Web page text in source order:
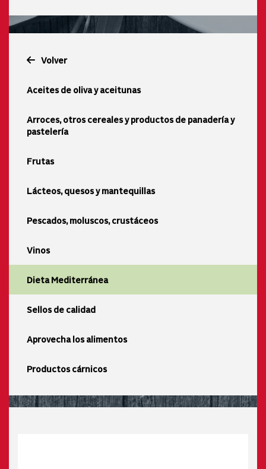
Volver
Aceites de oliva y aceitunas
Arroces, otros cereales y productos de panadería y
pastelería
Frutas
Lácteos, quesos y mantequillas
Pescados, moluscos, crustáceos
Vinos
Dieta Mediterránea
Sellos de calidad
Aprovecha los alimentos
Productos cárnicos